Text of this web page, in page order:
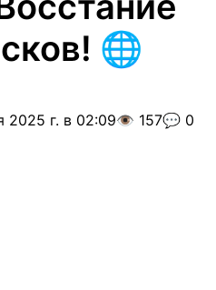
🌐
2025 г. в 02:09👁️ 157💬 0